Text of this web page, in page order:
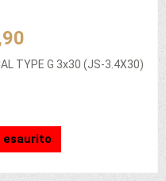
TYPE G 3x30 (JS-3.4X30)